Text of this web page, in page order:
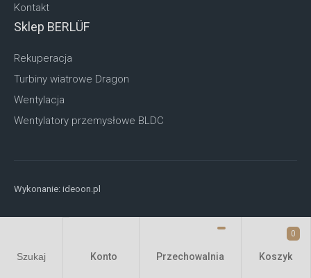
Szukaj Konto Przechowalnia
0
Koszyk
Kontakt
Sklep BERLÜF
Rekuperacja
Turbiny wiatrowe Dragon
Wentylacja
Wentylatory przemysłowe BLDC
Wykonanie: ideoon.pl